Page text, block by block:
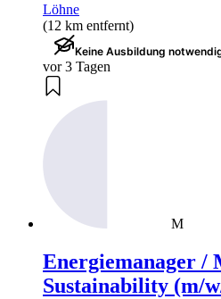
Löhne
(12 km entfernt)
Keine Ausbildung
vor 3 Tagen
M
Energiemanager /
Sustainability (m/